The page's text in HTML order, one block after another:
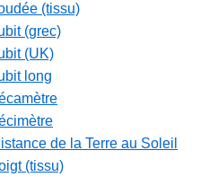
(tissu)
(grec)
(UK)
long
de la Terre au Soleil
(tissu)